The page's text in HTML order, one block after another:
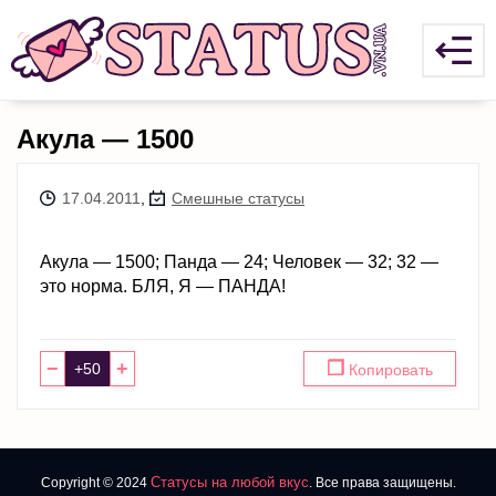
Акула — 1500
17.04.2011 Смешные статусы
Акула — 1500; Панда — 24; Человек — 32; 32 —
это норма. БЛЯ, Я — ПАНДА!
− + ❐ Копировать
Copyright © 2024 Статусы на любой вкус. Все права защищены.